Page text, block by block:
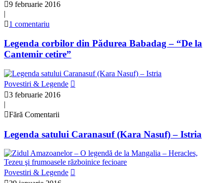
9 februarie 2016
|
1 comentariu
Legenda corbilor din Pădurea Babadag – “De la
Cantemir cetire”
Povestiri & Legende
3 februarie 2016
|
Fără Comentarii
Legenda satului Caranasuf (Kara Nasuf) – Istria
Povestiri & Legende